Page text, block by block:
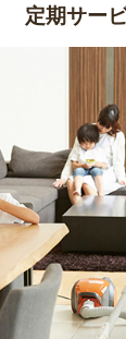
定期サー